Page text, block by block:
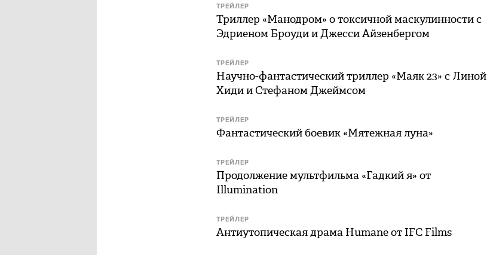
ТРЕЙЛЕР
Триллер «Манодром» о токсичной маскулинности с
Эдриеном Броуди и Джесси Айзенбергом
ТРЕЙЛЕР
Научно-фантастический триллер «Маяк 23» с Линой
Хиди и Стефаном Джеймсом
ТРЕЙЛЕР
Фантастический боевик «Мятежная луна»
ТРЕЙЛЕР
Продолжение мультфильма «Гадкий я» от
Illumination
ТРЕЙЛЕР
Антиутопическая драма Humane от IFC Films